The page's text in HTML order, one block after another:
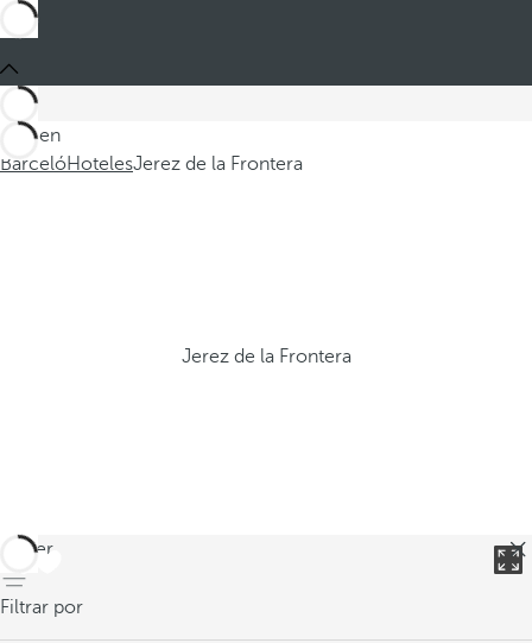
Está en
BarcelóHotelesJerez de la Frontera
Jerez de la Frontera
volver
Filtrar por